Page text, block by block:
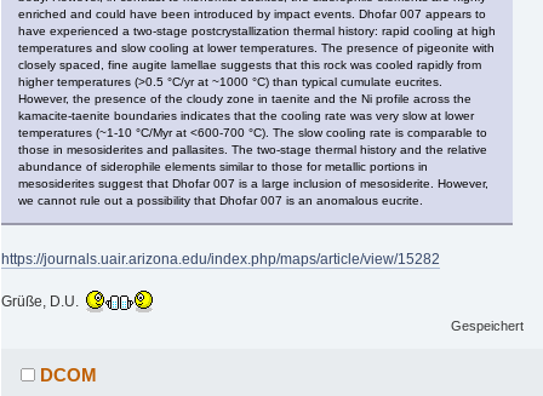
enriched and could have been introduced by impact events. Dhofar 007 appears to
have experienced a two-stage postcrystallization thermal history: rapid cooling at high
temperatures and slow cooling at lower temperatures. The presence of pigeonite with
closely spaced, fine augite lamellae suggests that this rock was cooled rapidly from
higher temperatures (>0.5 °C/yr at ~1000 °C) than typical cumulate eucrites.
However, the presence of the cloudy zone in taenite and the Ni profile across the
kamacite-taenite boundaries indicates that the cooling rate was very slow at lower
temperatures (~1-10 °C/Myr at <600-700 °C). The slow cooling rate is comparable to
those in mesosiderites and pallasites. The two-stage thermal history and the relative
abundance of siderophile elements similar to those for metallic portions in
mesosiderites suggest that Dhofar 007 is a large inclusion of mesosiderite. However,
we cannot rule out a possibility that Dhofar 007 is an anomalous eucrite.
https://journals.uair.arizona.edu/index.php/maps/article/view/15282
Grüße, D.U.
Gespeichert
DCOM